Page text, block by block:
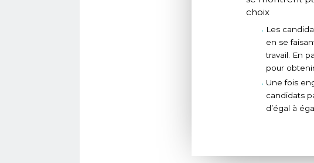
choix
Les
en se
travail. En
pour
Une fois
candidats
d’égal à